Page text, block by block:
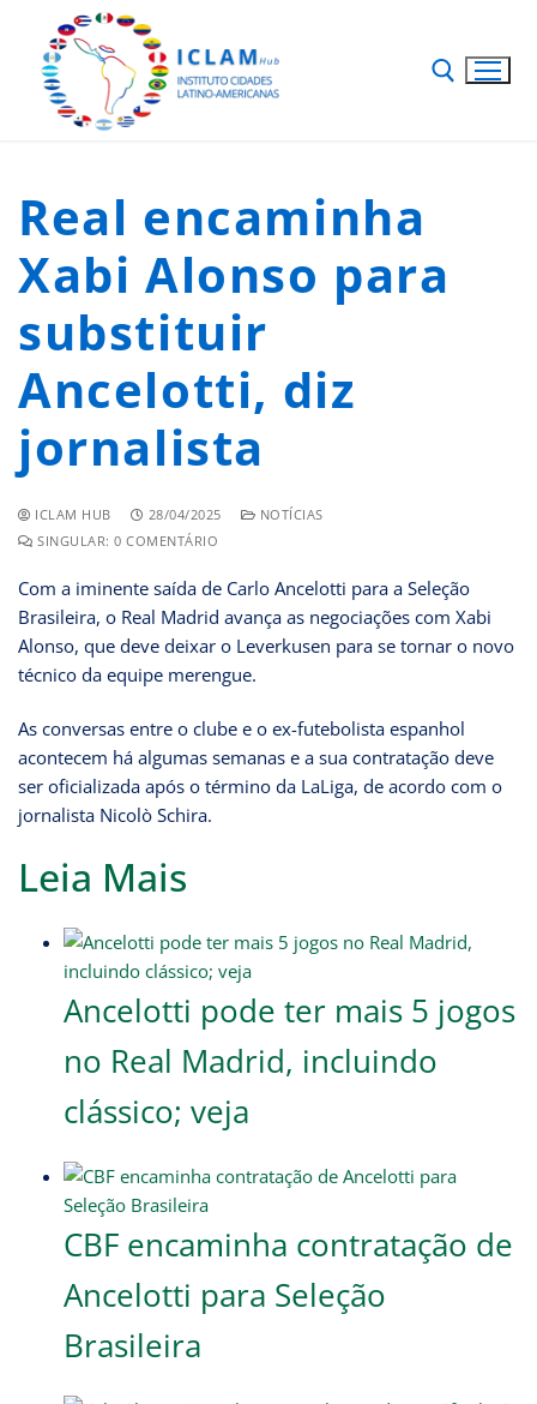
Real encaminha
Xabi Alonso para
substituir
Ancelotti, diz
jornalista
ICLAM HUB 28/04/2025
NOTÍCIAS
SINGULAR: 0 COMENTÁRIO
Com a iminente saída de Carlo Ancelotti para a Seleção
Brasileira, o Real Madrid avança as negociações com Xabi
Alonso, que deve deixar o Leverkusen para se tornar o novo
técnico da equipe merengue.
As conversas entre o clube e o ex-futebolista espanhol
acontecem há algumas semanas e a sua contratação deve
ser oficializada após o término da LaLiga, de acordo com o
jornalista Nicolò Schira.
Leia Mais
Ancelotti pode ter mais 5 jogos
no Real Madrid, incluindo
clássico; veja
CBF encaminha contratação de
Ancelotti para Seleção
Brasileira